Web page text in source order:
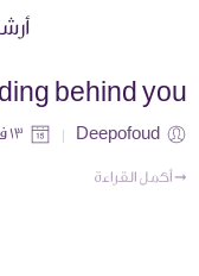
behind you
Deepofoud 13 فبراير، 2018
➞ أكمل القراءة